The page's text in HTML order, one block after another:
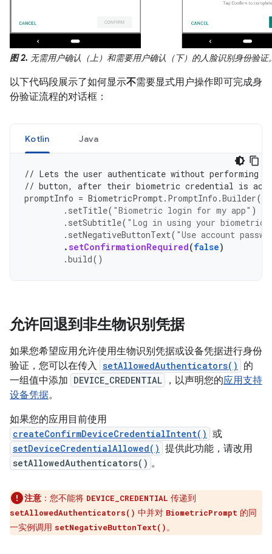
图 2. 无需用户确认（上）和需要用户确认（下）的人脸识别身份验证
以下代码段展示了如何显示不需要显式用户操作即可完成身
份验证流程的对话框：
Kotlin Java
// Lets the user authenticate without performing
// button, after their biometric credential is
promptInfo = BiometricPrompt. PromptInfo .Builder()
. setTitle( "Biometric login for my app" )
. setSubtitle( "Log in using your biometric
. setNegativeButtonText( "Use account
.setConfirmationRequired(false)
.build()
允许回退到非生物识别凭据
如果您希望应用允许使用生物识别凭据或设备凭据进行身份
验证，您可以在传入 setAllowedAuthenticators()
的
一组值中添加 DEVICE_CREDENTIAL ，以声明您的应用支持
设备凭据。
如果您的应用目前使用
createConfirmDeviceCredentialIntent() 或
setDeviceCredentialAllowed() 提供此功能，请改用
setAllowedAuthenticators() 。
注意 ：您不能将 DEVICE_CREDENTIAL 传递到
setAllowedAuthenticators() 中并对 BiometricPrompt 的同
一实例调用 setNegativeButtonText()。